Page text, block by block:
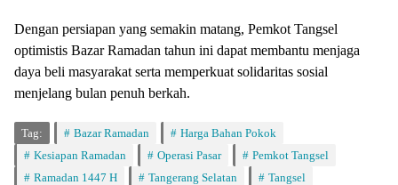
Dengan persiapan yang semakin matang, Pemkot Tangsel
optimistis Bazar Ramadan tahun ini dapat membantu menjaga
daya beli masyarakat serta memperkuat solidaritas sosial
menjelang bulan penuh berkah.
Tag: Bazar Ramadan
Harga Bahan Pokok
Kesiapan Ramadan
Operasi Pasar
Pemkot Tangsel
Ramadan 1447 H
Tangerang Selatan Tangsel